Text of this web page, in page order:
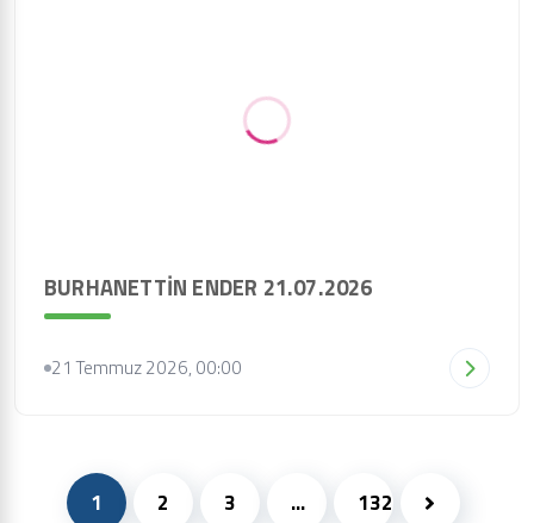
BURHANETTİN ENDER 21.07.2026
21 Temmuz 2026, 00:00
1 2 3 ... 132